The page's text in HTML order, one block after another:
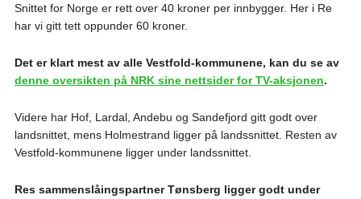
Snittet for Norge er rett over 40 kroner per innbygger. Her i Re
har vi gitt tett oppunder 60 kroner.
Det er klart mest av alle Vestfold-kommunene, kan du se av
denne oversikten på NRK sine nettsider for TV-aksjonen.
Videre har Hof, Lardal, Andebu og Sandefjord gitt godt over
landsnittet, mens Holmestrand ligger på landssnittet. Resten av
Vestfold-kommunene ligger under landssnittet.
Res sammenslåingspartner Tønsberg ligger godt under